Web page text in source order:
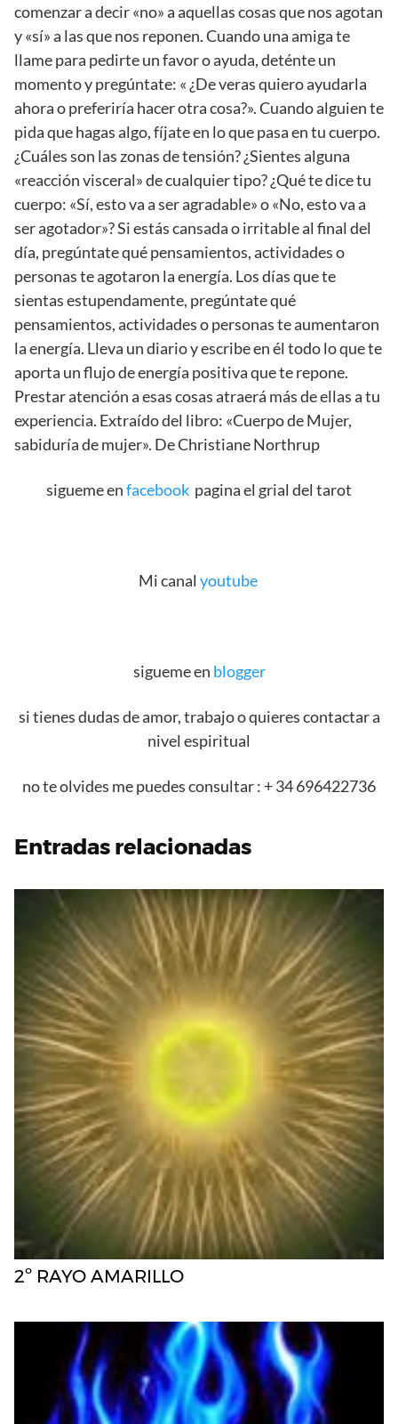
comenzar a decir «no» a aquellas cosas que nos agotan
y «sí» a las que nos reponen. Cuando una amiga te
llame para pedirte un favor o ayuda, deténte un
momento y pregúntate: « ¿De veras quiero ayudarla
ahora o preferiría hacer otra cosa?». Cuando alguien te
pida que hagas algo, fíjate en lo que pasa en tu cuerpo.
¿Cuáles son las zonas de tensión? ¿Sientes alguna
«reacción visceral» de cualquier tipo? ¿Qué te dice tu
cuerpo: «Sí, esto va a ser agradable» o «No, esto va a
ser agotador»? Si estás cansada o irritable al final del
día, pregúntate qué pensamientos, actividades o
personas te agotaron la energía. Los días que te
sientas estupendamente, pregúntate qué
pensamientos, actividades o personas te aumentaron
la energía. Lleva un diario y escribe en él todo lo que te
aporta un flujo de energía positiva que te repone.
Prestar atención a esas cosas atraerá más de ellas a tu
experiencia. Extraído del libro: «Cuerpo de Mujer,
sabiduría de mujer». De Christiane Northrup
sigueme enfacebook pagina el grial del tarot
Mi canal youtube
sigueme en blogger
si tienes dudas de amor, trabajo o quieres contactar a
nivel espiritual
no te olvides me puedes consultar : + 34 696422736
Entradas relacionadas
2º RAYO AMARILLO